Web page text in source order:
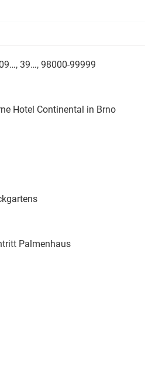
39…, 98000-99999
Hotel Continental in Brno
Palmenhaus